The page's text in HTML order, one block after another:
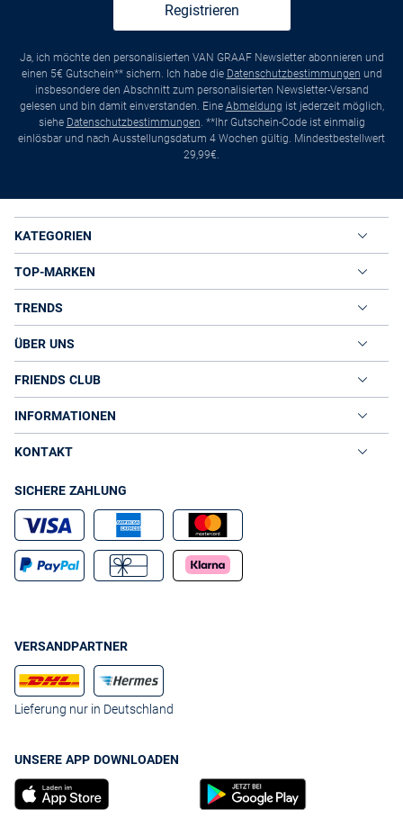
Registrieren
Ja, ich möchte den personalisierten VAN GRAAF Newsletter abonnieren und
einen 5€ Gutschein** sichern. Ich habe die Datenschutzbestimmungen und
insbesondere den Abschnitt zum personalisierten Newsletter-Versand
gelesen und bin damit einverstanden. Eine Abmeldung ist jederzeit möglich,
siehe Datenschutzbestimmungen. **Ihr Gutschein-Code ist einmalig
einlösbar und nach Ausstellungsdatum 4 Wochen gültig. Mindestbestellwert
29,99€.
KATEGORIEN
TOP-MARKEN
TRENDS
ÜBER UNS
FRIENDS CLUB
INFORMATIONEN
KONTAKT
SICHERE ZAHLUNG
VERSANDPARTNER
Lieferung nur in Deutschland
UNSERE APP DOWNLOADEN